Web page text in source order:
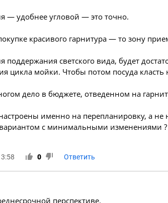
— удобнее угловой — это точно.
красивого гарнитура — то зону
поддержания светского вида, будет
цикла мойки. Чтобы потом посуда
дело в бюджете, отведенном на
именно на перепланировку, а не
с минимальными изменениями ?
0 Ответить
перспективе.